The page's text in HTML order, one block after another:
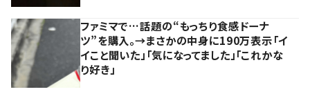
ファミマで…話題の“もっちり食感ドーナ
ツ”を購入。→まさかの中身に190万表示「イ
イこと聞いた」「気になってました」「これかな
り好き」